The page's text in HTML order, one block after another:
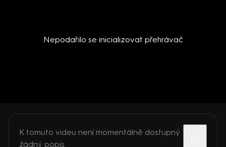
Nepodařilo se inicializovat přehrávač
K tomuto videu není momentálně dostupný
žádný popis.